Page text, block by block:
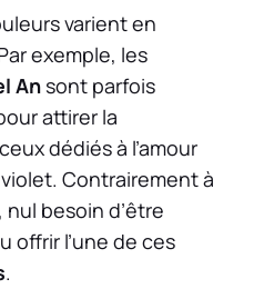
varient en
exemple, les
Ansont parfois
attirer la
dédiés à l’amour
Contrairement à
nul besoin d’être
offrir l’une de ces
.